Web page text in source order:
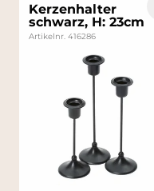
Kerzenhalter
schwarz, H: 23cm
Artikelnr. 416286